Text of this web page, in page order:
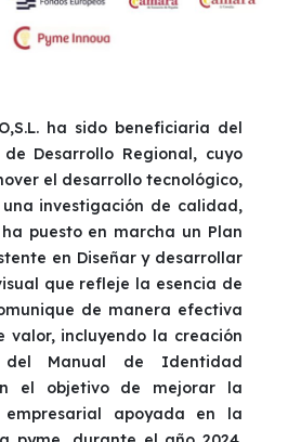
ha sido beneficiaria del
de Desarrollo Regional, cuyo
el desarrollo tecnológico,
investigación de calidad,
puesto en marcha un Plan
en Diseñar y desarrollar
que refleje la esencia de
de manera efectiva
valor, incluyendo la creación
del Manual de Identidad
el objetivo de mejorar la
empresarial apoyada en la